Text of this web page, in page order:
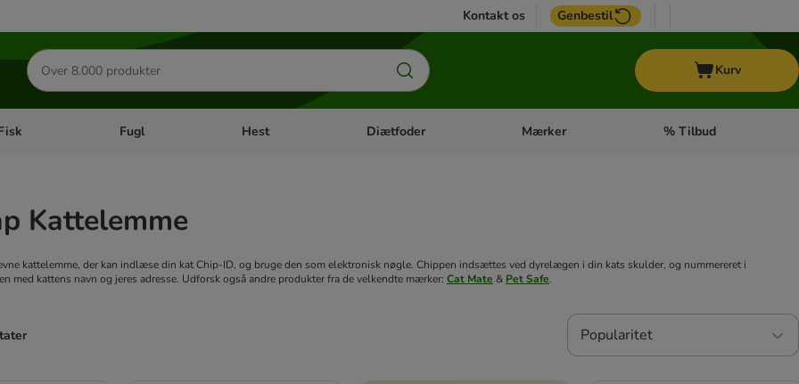
Kontakt os Genbestil
Søg
efter
produkter
Kurv
kategori menu: GnaverÅben kategori menu: Fisk
Fugl Åben kategori menu: Fugl
Hest Åben kategori menu: Hest
Diætfoder Åben kategori menu: Diætfoder
Mærker Åben kategori menu:
% Tilbud
Kattelemme
kattelemme, der kan indlæse din kat Chip-ID, og bruge den som elektronisk nøgle. Chippen indsættes ved dyrelægen i din kats skulder, og nummereret i
med kattens navn og jeres adresse. Udforsk også andre produkter fra de velkendte mærker: Cat Mate & Pet Safe.
Popularitet